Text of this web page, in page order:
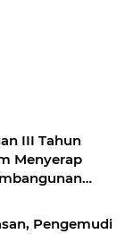
III Tahun
Menyerap
Pengemudi